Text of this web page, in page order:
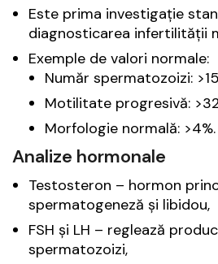
Este prima investigație
diagnosticarea infertilității
Exemple de valori normale:
Număr spermatozoizi:
Motilitate progresivă:
Morfologie normală: >4%.
Analize hormonale
Testosteron – hormon
spermatogeneză și libidou,
FSH și LH – reglează
spermatozoizi,